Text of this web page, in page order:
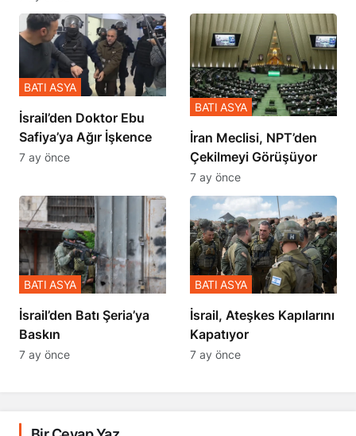
İsrail’den Doktor Ebu
Safiya’ya Ağır İşkence
BATI ASYA
7 ay önce
İran Meclisi, NPT’den
Çekilmeyi Görüşüyor
BATI ASYA
7 ay önce
​​​​​​​İsrail’den Batı Şeria’ya
Baskın
BATI ASYA
7 ay önce
İsrail, Ateşkes Kapılarını
Kapatıyor
BATI ASYA
7 ay önce